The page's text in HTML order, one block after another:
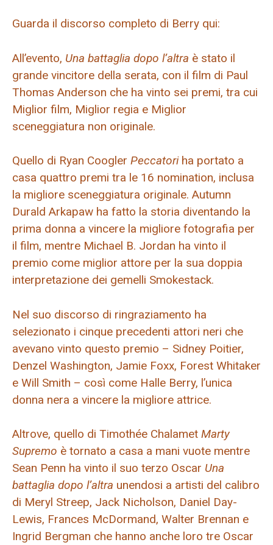
Guarda il discorso completo di Berry qui:
All’evento, Una battaglia dopo l’altra è stato il
grande vincitore della serata, con il film di Paul
Thomas Anderson che ha vinto sei premi, tra cui
Miglior film, Miglior regia e Miglior
sceneggiatura non originale.
Quello di Ryan Coogler Peccatori ha portato a
casa quattro premi tra le 16 nomination, inclusa
la migliore sceneggiatura originale. Autumn
Durald Arkapaw ha fatto la storia diventando la
prima donna a vincere la migliore fotografia per
il film, mentre Michael B. Jordan ha vinto il
premio come miglior attore per la sua doppia
interpretazione dei gemelli Smokestack.
Nel suo discorso di ringraziamento ha
selezionato i cinque precedenti attori neri che
avevano vinto questo premio – Sidney Poitier,
Denzel Washington, Jamie Foxx, Forest Whitaker
e Will Smith – così come Halle Berry, l’unica
donna nera a vincere la migliore attrice.
Altrove, quello di Timothée Chalamet Marty
Supremo è tornato a casa a mani vuote mentre
Sean Penn ha vinto il suo terzo Oscar Una
battaglia dopo l’altra unendosi a artisti del calibro
di Meryl Streep, Jack Nicholson, Daniel Day-
Lewis, Frances McDormand, Walter Brennan e
Ingrid Bergman che hanno anche loro tre Oscar